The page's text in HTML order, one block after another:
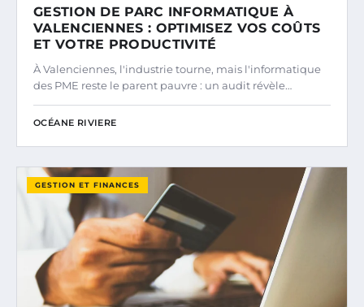
GESTION DE PARC INFORMATIQUE À
VALENCIENNES : OPTIMISEZ VOS COÛTS
ET VOTRE PRODUCTIVITÉ
À Valenciennes, l'industrie tourne, mais l'informatique
des PME reste le parent pauvre : un audit révèle…
OCÉANE RIVIERE
GESTION ET FINANCES